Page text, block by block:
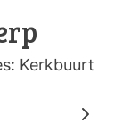
Kerkbuurt